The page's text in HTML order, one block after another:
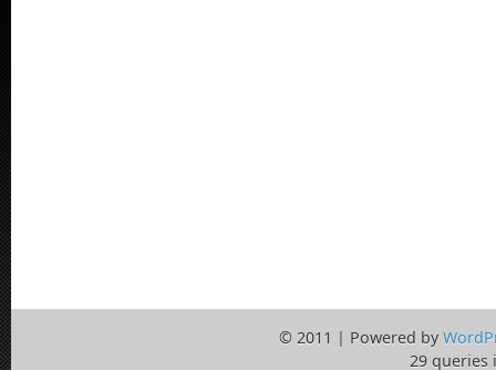
© 2011 | Powered by
29 queries